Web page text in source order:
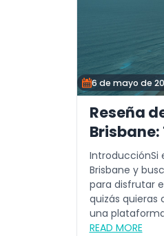
6 de mayo de
Reseña
definitiva
IntroducciónSi
Brisbane y
para disfrutar
quizás quieras
una
READ MORE